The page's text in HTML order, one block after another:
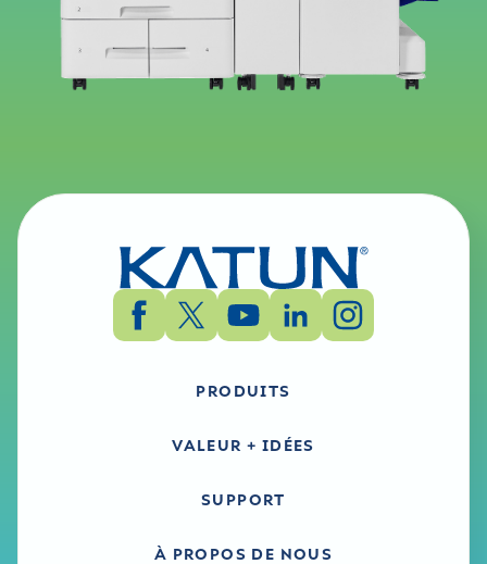
PRODUITS
VALEUR + IDÉES
SUPPORT
À PROPOS DE NOUS